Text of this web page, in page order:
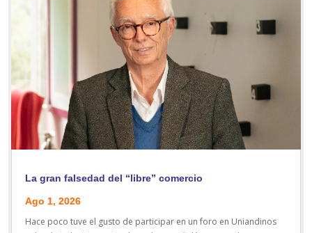
La gran falsedad del “libre” comercio
Ago 1, 2026
Hace poco tuve el gusto de participar en un foro en Uniandinos